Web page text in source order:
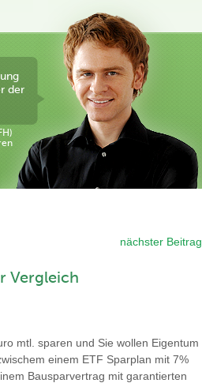
der
nächster Beitrag
Vergleich
mtl. sparen und Sie wollen Eigentum
einem ETF Sparplan mit 7%
Bausparvertrag mit garantierten